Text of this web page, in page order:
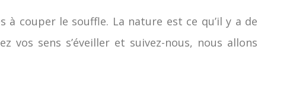
à couper le souffle. La nature est ce qu’il y a de
vos sens s’éveiller et suivez-nous, nous allons